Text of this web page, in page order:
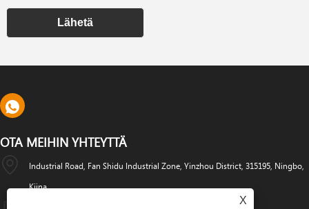
Lähetä
OTA MEIHIN YHTEYTTÄ
Industrial Road, Fan Shidu Industrial Zone, Yinzhou District, 315195, Ningbo,
Kiina
X